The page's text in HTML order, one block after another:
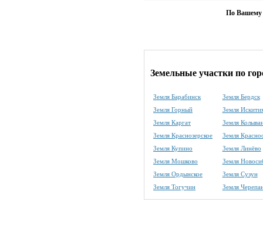
По Вашему
Земельные участки по
Земля Барабинск
Земля Бердск
Земля Горный
Земля
Земля Каргат
Земля
Земля Краснозерское
Земля
Земля Купино
Земля Линёво
Земля Мошково
Земля
Земля Ордынское
Земля Сузун
Земля Тогучин
Земля